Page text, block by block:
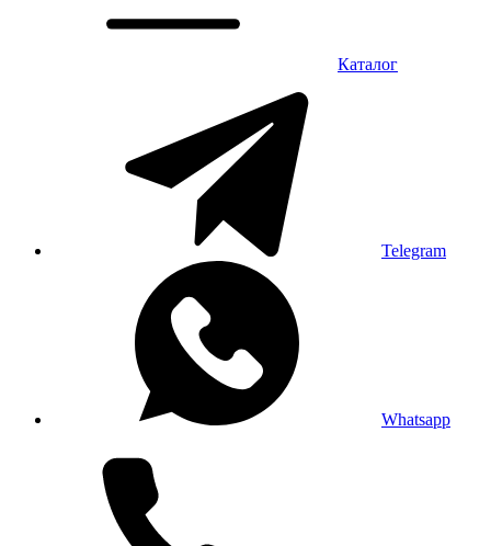
Каталог
Telegram
Whatsapp